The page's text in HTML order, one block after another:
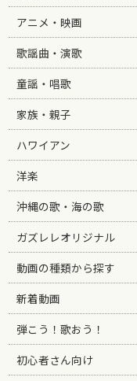
アニメ・映画
歌謡曲・演歌
童謡・唱歌
家族・親子
ハワイアン
洋楽
沖縄の歌・海の歌
ガズレレオリジナル
動画の種類から探す
新着動画
弾こう！歌おう！
初心者さん向け